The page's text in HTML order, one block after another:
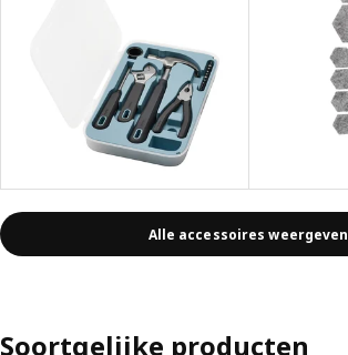
Alle accessoires weergeven
Soortgelijke producten